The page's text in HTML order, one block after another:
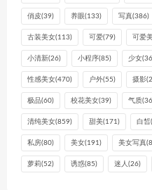
俏皮(39) 养眼(133) 写真(386)
古装美女(113) 可爱(79) 可爱
小清新(26) 小程序(85) 少女
性感美女(470) 户外(55) 摄影
极品(60) 校花美女(39) 气质
清纯美女(859) 甜美(171) 白皙
私房(80) 美女(191) 美女写真
萝莉(52) 诱惑(85) 迷人 (26)